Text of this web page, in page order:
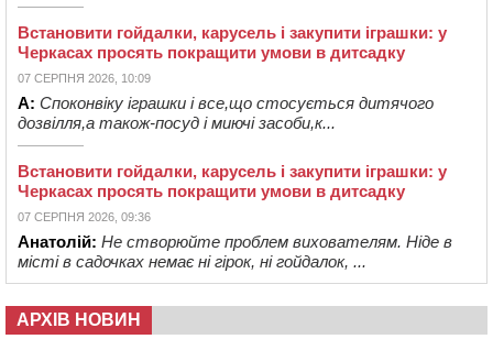
Встановити гойдалки, карусель і закупити іграшки: у
Черкасах просять покращити умови в дитсадку
07 СЕРПНЯ 2026, 10:09
А: Споконвіку іграшки і все,що стосується дитячого
дозвілля,а також-посуд і миючі засоби,к...
Встановити гойдалки, карусель і закупити іграшки: у
Черкасах просять покращити умови в дитсадку
07 СЕРПНЯ 2026, 09:36
Анатолій: Не створюйте проблем вихователям. Ніде в
місті в садочках немає ні гірок, ні гойдалок, ...
АРХІВ НОВИН